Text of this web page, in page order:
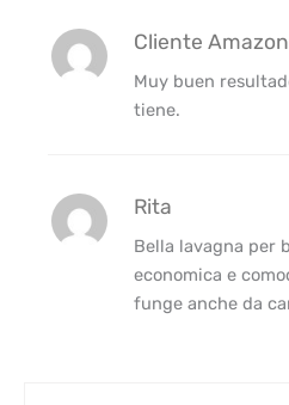
Cliente Amazon
Muy buen
tiene.
Rita
Bella lavagna per
economica e
funge anche da